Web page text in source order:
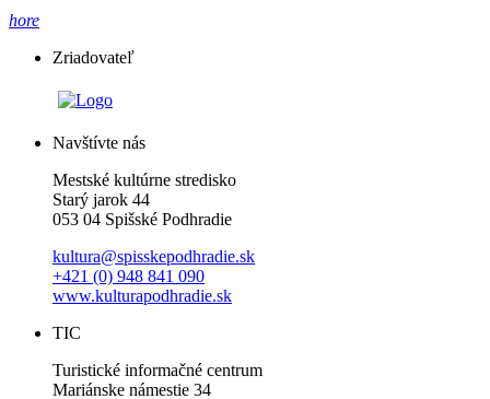
hore
Zriadovateľ
Navštívte nás
Mestské kultúrne stredisko
Starý jarok 44
053 04 Spišské Podhradie
kultura@spisskepodhradie.sk
+421 (0) 948 841 090
www.kulturapodhradie.sk
TIC
Turistické informačné centrum
Mariánske námestie 34